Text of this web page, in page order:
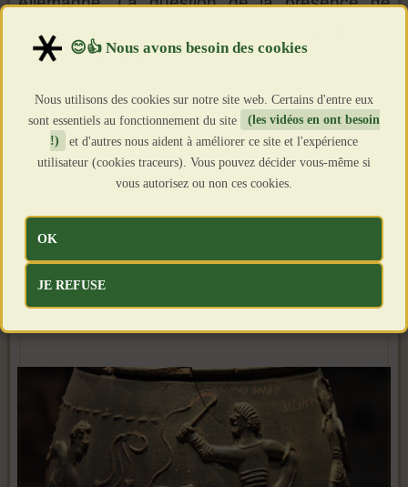
troupes de gladiateurs dans les
l'armée romainefait encore débat parmi les
nombre de combats enregistrés pour
Valentinus, comme c'est le cas pour Memnon,
pourrait indiquer qu'il s'agissait d'untiro, ou
Secundus et Mario, associés à un
combatcontre un animal
Nous utilisons des cookies sur notre site web. Certains d'entre eux
sont essentiels au fonctionnement du site
(les vidéos en ont besoin
!)
et d'autres nous aident à améliorer ce site et l'expérience
utilisateur (cookies traceurs). Vous pouvez décider vous-même si
vous autorisez ou non ces cookies.
OK
JE REFUSE